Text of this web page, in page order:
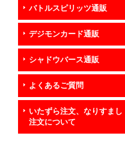
バトルスピリッツ通販
デジモンカード通販
シャドウバース通販
よくあるご質問
いたずら注文、なりすまし
注文について